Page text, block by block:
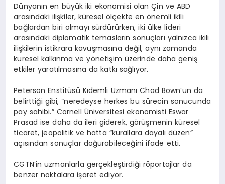
Dünyanın en büyük iki ekonomisi olan Çin ve ABD
arasındaki ilişkiler, küresel ölçekte en önemli ikili
bağlardan biri olmayı sürdürürken, iki ülke lideri
arasındaki diplomatik temasların sonuçları yalnızca ikili
ilişkilerin istikrara kavuşmasına değil, aynı zamanda
küresel kalkınma ve yönetişim üzerinde daha geniş
etkiler yaratılmasına da katkı sağlıyor.
Peterson Enstitüsü Kıdemli Uzmanı Chad Bown’un da
belirttiği gibi, “neredeyse herkes bu sürecin sonucunda
pay sahibi.” Cornell Üniversitesi ekonomisti Eswar
Prasad ise daha da ileri giderek, görüşmenin küresel
ticaret, jeopolitik ve hatta “kurallara dayalı düzen”
açısından sonuçlar doğurabileceğini ifade etti.
CGTN’in uzmanlarla gerçekleştirdiği röportajlar da
benzer noktalara işaret ediyor.